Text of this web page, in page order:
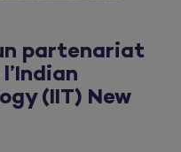
partenariat
(IIT) New